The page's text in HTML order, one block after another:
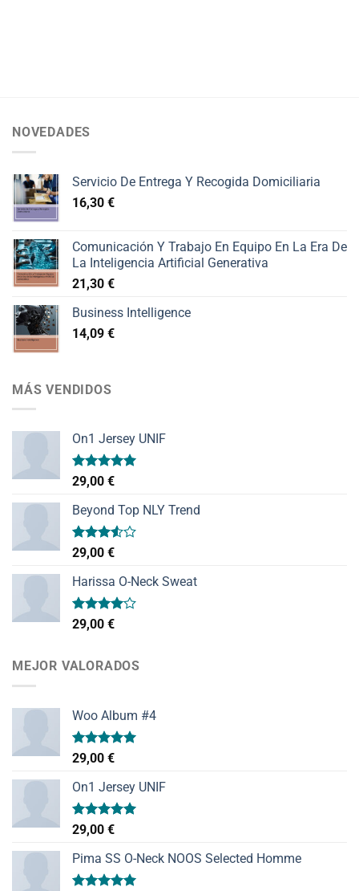
NOVEDADES
Servicio De Entrega Y Recogida Domiciliaria
16,30 €
Comunicación Y Trabajo En Equipo En La Era De
La Inteligencia Artificial Generativa
21,30 €
Business Intelligence
14,09 €
MÁS VENDIDOS
On1 Jersey UNIF
Valorado
con
de 5
29,00 €
Beyond Top NLY Trend
Valorado
con
3.50de
5
29,00 €
Harissa O-Neck Sweat
Valorado
con
29,00 €
MEJOR VALORADOS
Woo Album #4
Valorado
con
de 5
29,00 €
On1 Jersey UNIF
Valorado
con
de 5
29,00 €
Pima SS O-Neck NOOS Selected Homme